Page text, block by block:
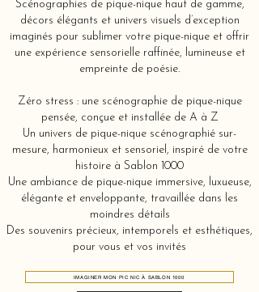
Scénographies de pique-nique haut de gamme,
décors élégants et univers visuels d’exception
imaginés pour sublimer votre pique-nique et offrir
une expérience sensorielle raffinée, lumineuse et
empreinte de poésie.
Zéro stress : une scénographie de pique-nique
pensée, conçue et installée de A à Z
Un univers de pique-nique scénographié sur-
mesure, harmonieux et sensoriel, inspiré de votre
histoire à Sablon 1000
Une ambiance de pique-nique immersive, luxueuse,
élégante et enveloppante, travaillée dans les
moindres détails
Des souvenirs précieux, intemporels et esthétiques,
pour vous et vos invités
IMAGINER MON PIC NIC À SABLON 1000